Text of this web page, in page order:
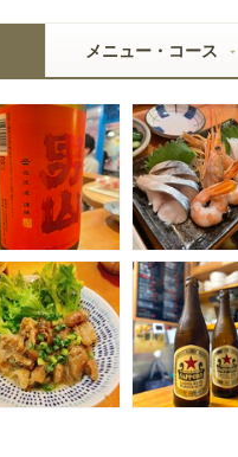
メニュー・コース